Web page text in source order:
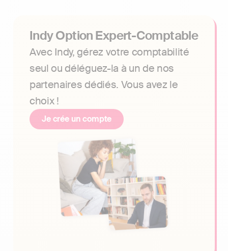
Indy Option Expert-Comptable
Avec Indy, gérez votre comptabilité
seul ou déléguez-la à un de nos
partenaires dédiés. Vous avez le
choix !
Je crée un compte